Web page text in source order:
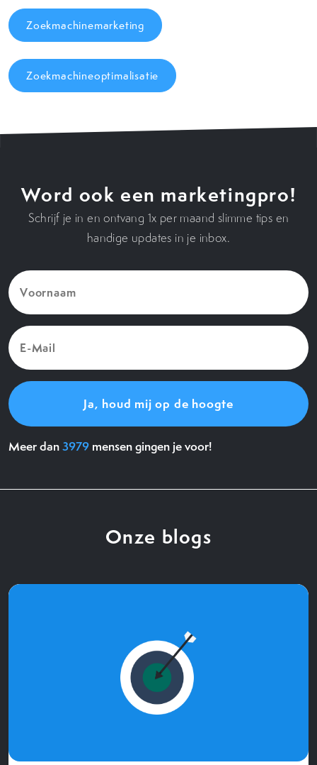
Zoekmachinemarketing
Zoekmachineoptimalisatie
Word ook een marketingpro!
Schrijf je in en ontvang 1x per maand slimme tips en
handige updates in je inbox.
Voornaam
(Vereist)
E-
Mail
(Vereist)
Meer dan3979 mensen gingen je voor!
Onze blogs